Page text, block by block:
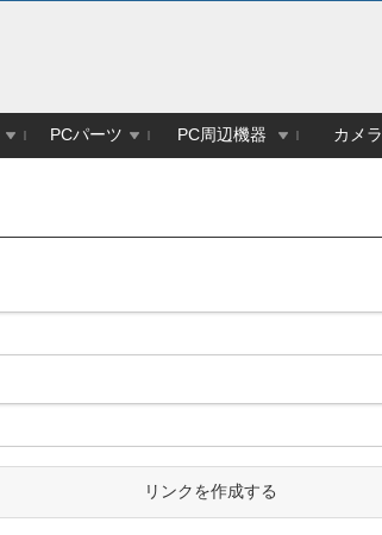
PCパーツ PC周辺機器 カメラ
リンクを作成する